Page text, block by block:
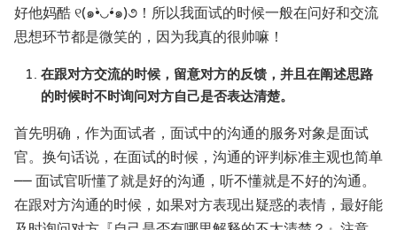
好他妈酷 ୧(๑•̀◡•́๑)૭！所以我面试的时候一般在问好和交流
思想环节都是微笑的，因为我真的很帅嘛！
在跟对方交流的时候，留意对方的反馈，并且在阐述思路
的时候时不时询问对方自己是否表达清楚。
首先明确，作为面试者，面试中的沟通的服务对象是面试
官。换句话说，在面试的时候，沟通的评判标准主观也简单
── 面试官听懂了就是好的沟通，听不懂就是不好的沟通。
在跟对方沟通的时候，如果对方表现出疑惑的表情，最好能